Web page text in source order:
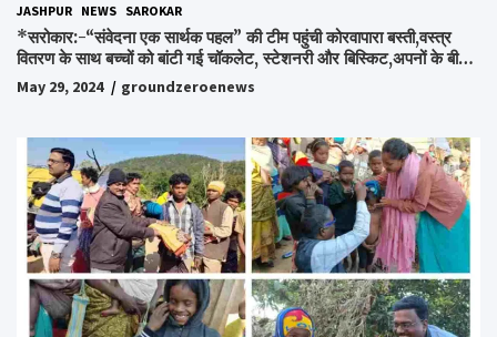
JASHPUR NEWS SAROKAR
*सरोकार:-“संवेदना एक सार्थक पहल” की टीम पहुंची कोरवापारा बस्ती,वस्त्र
वितरण के साथ बच्चों को बांटी गई चॉकलेट, स्टेशनरी और बिस्किट,अपनों के बीच
अपनों को पाकर भाव विभोर हुए लोग,संवेदना समूह के संस्थापक स्व.विश्वबंधु को
किया गया याद,समाजसेवी और समूह के लोगों ने रखी अपनी राय,कहा स्व.शर्मा के
May 29, 2024 groundzeroenews